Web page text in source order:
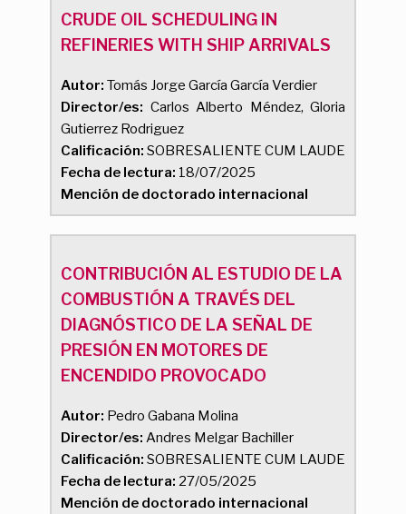
CRUDE OIL SCHEDULING IN
REFINERIES WITH SHIP ARRIVALS
Autor: Tomás Jorge García García Verdier
Director/es: Carlos Alberto Méndez, Gloria
Gutierrez Rodriguez
Calificación: SOBRESALIENTE CUM LAUDE
Fecha de lectura: 18/07/2025
Mención de doctorado internacional
CONTRIBUCIÓN AL ESTUDIO DE LA
COMBUSTIÓN A TRAVÉS DEL
DIAGNÓSTICO DE LA SEÑAL DE
PRESIÓN EN MOTORES DE
ENCENDIDO PROVOCADO
Autor: Pedro Gabana Molina
Director/es: Andres Melgar Bachiller
Calificación: SOBRESALIENTE CUM LAUDE
Fecha de lectura: 27/05/2025
Mención de doctorado internacional